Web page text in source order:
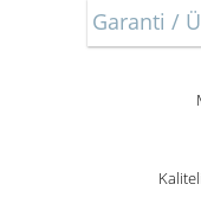
Garanti /